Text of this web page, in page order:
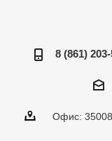
8 (861)
Офис: